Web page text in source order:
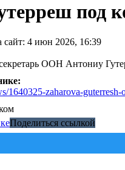
под
сайт: 4 июн 2026, 16:39
ООН Антониу
1640325-zaharova-
Поделиться ссылкой